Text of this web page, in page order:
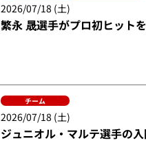
2026/07/18 (土)
繁永 晟選手がプロ初ヒット
チーム
2026/07/18 (土)
ジュニオル・マルテ選手の